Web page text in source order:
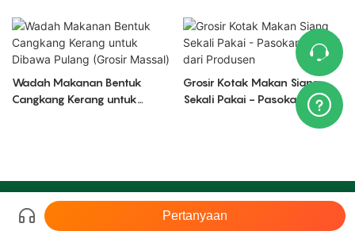
Wadah Makanan Bentuk
Cangkang Kerang untuk
Grosir Kotak Makan Siang
Sekali Pakai - Pasokan Massal
Hak cipta © 2026 LR | Peta Situs粤ICP备17140818号-2
Pertanyaan